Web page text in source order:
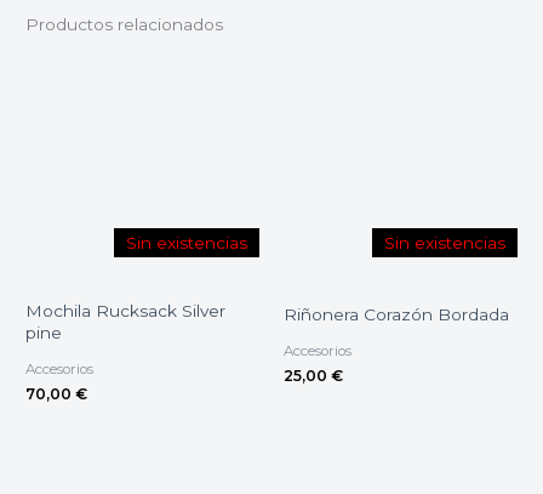
Productos relacionados
Sin existencias
Mochila Rucksack Silver
pine
Accesorios
70,00 €
Sin existencias
Riñonera Corazón Bordada
Accesorios
25,00 €